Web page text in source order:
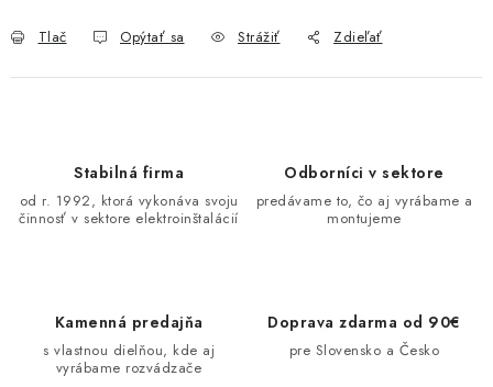
VÝPREDAJ
Reklamačný poriadok
Tlač Opýtať sa Strážiť Zdieľať
Stabilná firma
od r. 1992, ktorá vykonáva svoju
činnosť v sektore elektroinštalácií
Odborníci v sektore
predávame to, čo aj vyrábame a
montujeme
Kamenná predajňa
s vlastnou dielňou, kde aj
vyrábame rozvádzače
Doprava zdarma od 90€
pre Slovensko a Česko